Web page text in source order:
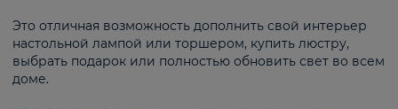
Это отличная возможность дополнить свой интерьер
настольной лампой или торшером, купить люстру,
выбрать подарок или полностью обновить свет во всем
доме.